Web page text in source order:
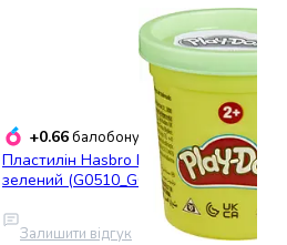
+0.66балобонусів
Пластилін Hasbro Play-Doh
зелений (G0510_G0683)
Залишити відгук